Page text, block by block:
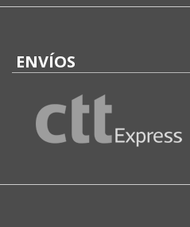
ENVÍOS